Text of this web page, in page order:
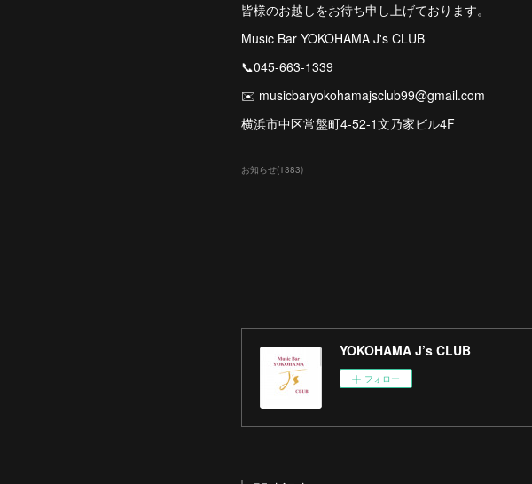
皆様のお越しをお待ち申し上げております。
Music Bar YOKOHAMA J's CLUB
📞045-663-1339
✉️ musicbaryokohamajsclub99@gmail.com
横浜市中区常盤町4-52-1文乃家ビル4F
お知らせ(1383)
YOKOHAMA J’s CLUB
フォロー